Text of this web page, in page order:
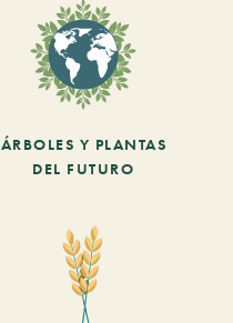
ÁRBOLES Y PLANTAS
DEL FUTURO